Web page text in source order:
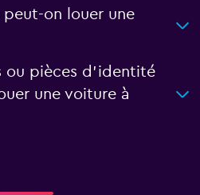
on louer une
ou pièces d'identité
une voiture à